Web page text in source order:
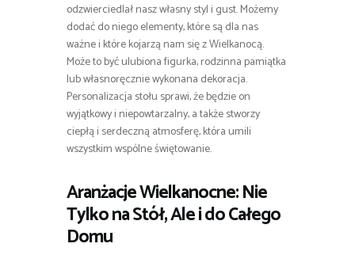
odzwierciedlał nasz własny styl i gust. Możemy
dodać do niego elementy, które są dla nas
ważne i które kojarzą nam się z Wielkanocą.
Może to być ulubiona figurka, rodzinna pamiątka
lub własnoręcznie wykonana dekoracja.
Personalizacja stołu sprawi, że będzie on
wyjątkowy i niepowtarzalny, a także stworzy
ciepłą i serdeczną atmosferę, która umili
wszystkim wspólne świętowanie.
Aranżacje Wielkanocne: Nie
Tylko na Stół, Ale i do Całego
Domu